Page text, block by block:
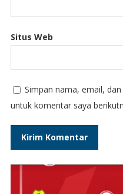
Situs Web
Simpan nama, email,
untuk komentar saya